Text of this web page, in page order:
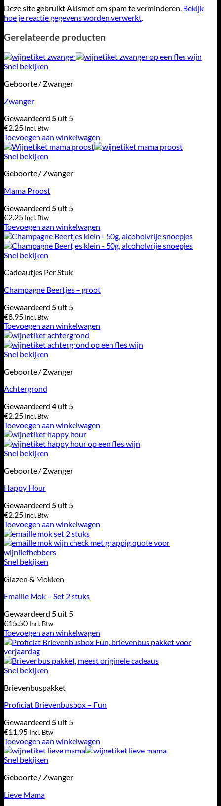
Deze site gebruikt Akismet om spam te verminderen. Bekijk
hoe je reactie gegevens worden verwerkt.
Gerelateerde producten
Snel bekijken
Geboorte / Zwanger
Zwanger
Gewaardeerd 5 uit 5
€2.25 Incl. Btw
Toevoegen aan winkelwagen
Snel bekijken
Geboorte / Zwanger
Mama Proost
Gewaardeerd 5 uit 5
€2.25 Incl. Btw
Toevoegen aan winkelwagen
Snel bekijken
Cadeautjes Per Stuk
Champagne Beertjes – groot
Gewaardeerd 5 uit 5
€8.95 Incl. Btw
Toevoegen aan winkelwagen
Snel bekijken
Geboorte / Zwanger
Achtergrond
Gewaardeerd 4 uit 5
€2.25 Incl. Btw
Toevoegen aan winkelwagen
Snel bekijken
Geboorte / Zwanger
Happy Hour
Gewaardeerd 5 uit 5
€2.25 Incl. Btw
Toevoegen aan winkelwagen
Snel bekijken
Glazen & Mokken
Emaille Mok – Set 2 stuks
Gewaardeerd 5 uit 5
€15.50 Incl. Btw
Toevoegen aan winkelwagen
Snel bekijken
Brievenbuspakket
Proficiat Brievenbusbox – Fun
Gewaardeerd 5 uit 5
€11.95 Incl. Btw
Toevoegen aan winkelwagen
Snel bekijken
Geboorte / Zwanger
Lieve Mama